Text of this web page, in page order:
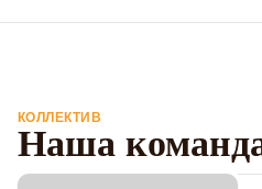
КОЛЛЕКТИВ
Наша